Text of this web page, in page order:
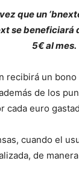
que un
se beneficiará
5€ al mes.
recibirá un
de los
cada euro
cuando el
de